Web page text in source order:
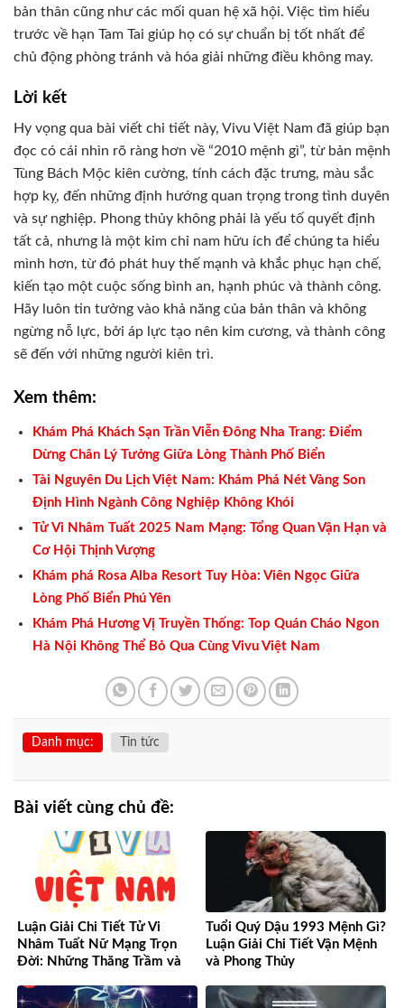
bản thân cũng như các mối quan hệ xã hội. Việc tìm hiểu
trước về hạn Tam Tai giúp họ có sự chuẩn bị tốt nhất để
chủ động phòng tránh và hóa giải những điều không may.
Lời kết
Hy vọng qua bài viết chi tiết này, Vivu Việt Nam đã giúp bạn
đọc có cái nhìn rõ ràng hơn về “2010 mệnh gì”, từ bản mệnh
Tùng Bách Mộc kiên cường, tính cách đặc trưng, màu sắc
hợp kỵ, đến những định hướng quan trọng trong tình duyên
và sự nghiệp. Phong thủy không phải là yếu tố quyết định
tất cả, nhưng là một kim chỉ nam hữu ích để chúng ta hiểu
mình hơn, từ đó phát huy thế mạnh và khắc phục hạn chế,
kiến tạo một cuộc sống bình an, hạnh phúc và thành công.
Hãy luôn tin tưởng vào khả năng của bản thân và không
ngừng nỗ lực, bởi áp lực tạo nên kim cương, và thành công
sẽ đến với những người kiên trì.
Xem thêm:
Khám Phá Khách Sạn Trần Viễn Đông Nha Trang: Điểm
Dừng Chân Lý Tưởng Giữa Lòng Thành Phố Biển
Tài Nguyên Du Lịch Việt Nam: Khám Phá Nét Vàng Son
Định Hình Ngành Công Nghiệp Không Khói
Tử Vi Nhâm Tuất 2025 Nam Mạng: Tổng Quan Vận Hạn và
Cơ Hội Thịnh Vượng
Khám phá Rosa Alba Resort Tuy Hòa: Viên Ngọc Giữa
Lòng Phố Biển Phú Yên
Khám Phá Hương Vị Truyền Thống: Top Quán Cháo Ngon
Hà Nội Không Thể Bỏ Qua Cùng Vivu Việt Nam
Danh mục: Tin tức
Bài viết cùng chủ đề:
Luận Giải Chi Tiết Tử Vi
Nhâm Tuất Nữ Mạng Trọn
Đời: Những Thăng Trầm và
Tuổi Quý Dậu 1993 Mệnh Gì?
Luận Giải Chi Tiết Vận Mệnh
và Phong Thủy